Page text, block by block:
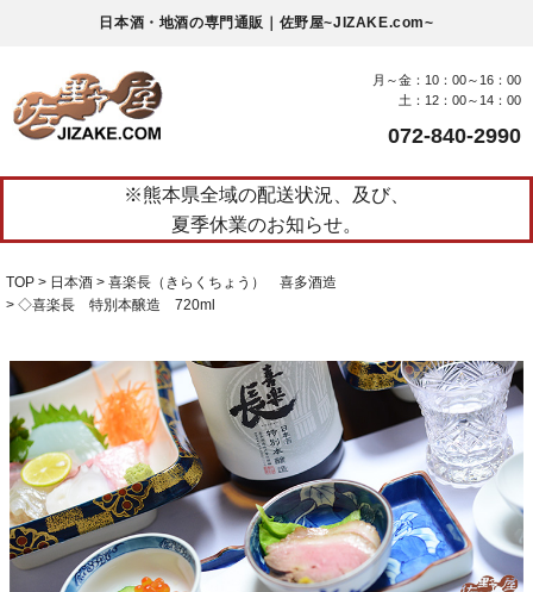
日本酒・地酒の専門通販｜佐野屋~JIZAKE.com~
月～金：10：00～16：00
土：12：00～14：00
072-840-2990
※熊本県全域の配送状況、及び、
夏季休業のお知らせ。
TOP 日本酒
喜楽長（きらくちょう） 喜多酒造
◇喜楽長 特別本醸造 720ml